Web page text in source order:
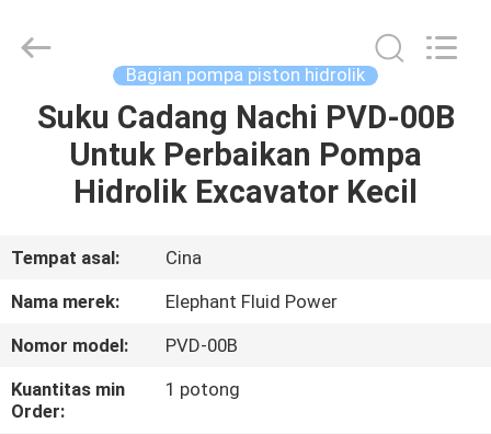
RUMAH
PRODUK
TENTANG
KAMI
TUR
PABRIK
Power
Co.,Ltd.
Reserved.
Bagian pompa piston hidrolik
Suku Cadang Nachi PVD-00B
Untuk Perbaikan Pompa
Hidrolik Excavator Kecil
Tempat asal:
Cina
Nama merek:
Elephant Fluid Power
Nomor model:
PVD-00B
Kuantitas min
Order:
1 potong